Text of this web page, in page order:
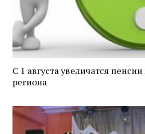
С 1 августа увеличатся
региона